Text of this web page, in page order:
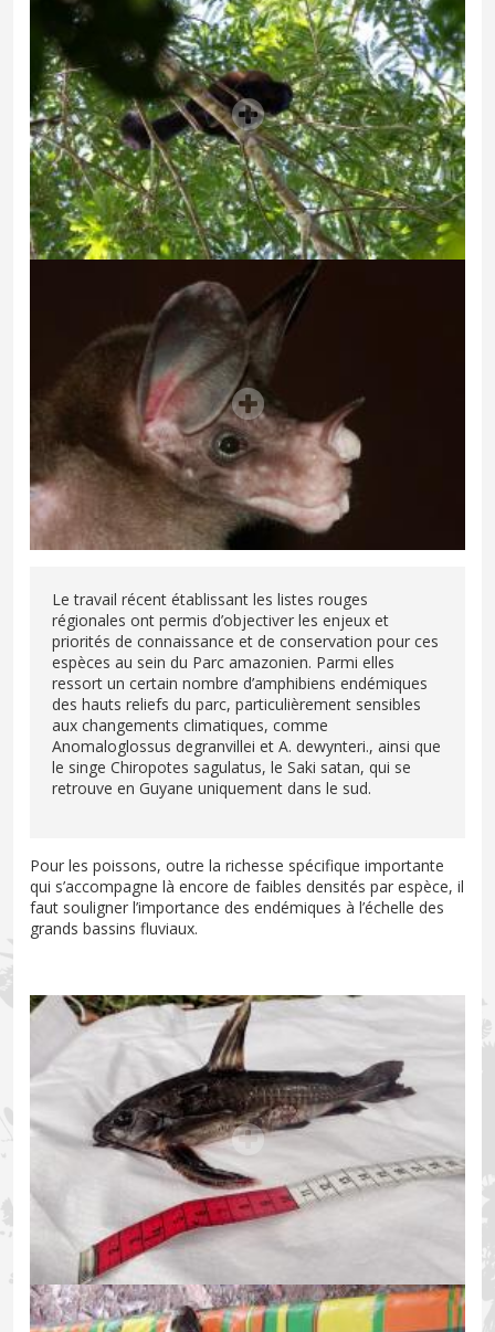
Le travail récent établissant les listes rouges
régionales ont permis d’objectiver les enjeux et
priorités de connaissance et de conservation pour ces
espèces au sein du Parc amazonien. Parmi elles
ressort un certain nombre d’amphibiens endémiques
des hauts reliefs du parc, particulièrement sensibles
aux changements climatiques, comme
Anomaloglossus degranvillei et A. dewynteri., ainsi que
le singe Chiropotes sagulatus, le Saki satan, qui se
retrouve en Guyane uniquement dans le sud.
Pour les poissons, outre la richesse spécifique importante
qui s’accompagne là encore de faibles densités par espèce, il
faut souligner l’importance des endémiques à l’échelle des
grands bassins fluviaux.